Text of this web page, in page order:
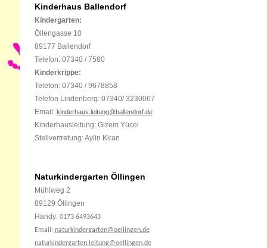
Kinderhaus Ballendorf
Kindergarten:
Öllengasse 10
89177 Ballendorf
Telefon: 07340 / 7580
Kinderkrippe:
Telefon: 07340 / 9678858
Telefon Lindenberg: 07340/ 3230067
Email: kinderhaus.leitung@ballendorf.de
Kinderhausleitung: Gizem Yücel
Stellvertretung: Aylin Kiran
Naturkindergarten Öllingen
Mühlweg 2
89129 Öllingen
Handy: 0173 6493643
Email: naturkindergarten@oellingen.de
naturkindergarten.leitung@oellingen.de